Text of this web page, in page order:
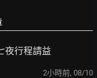
夜行程請益
2小時前, 08/10